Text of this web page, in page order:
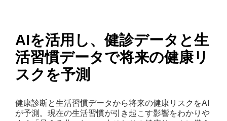
AIを活用し、健診データと生
活習慣データで将来の健康リ
スクを予測
健康診断と生活習慣データから将来の健康リスクをAI
が予測。現在の生活習慣が引き起こす影響をわかりや